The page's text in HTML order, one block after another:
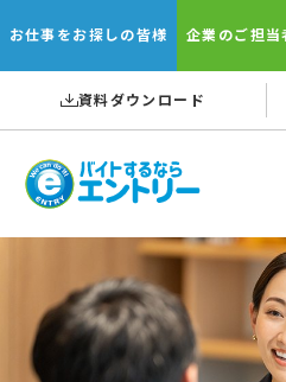
お仕事をお探しの皆様 企業のご担当
資料ダウンロード